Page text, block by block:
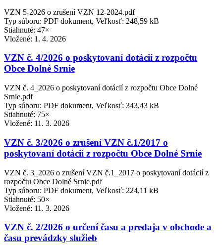
VZN 5-2026 o zrušení VZN 12-2024.pdf
Typ súboru: PDF dokument, Veľkosť: 248,59 kB
Stiahnuté: 47×
Vložené: 1. 4. 2026
VZN č. 4/2026 o poskytovaní dotácií z rozpočtu
Obce Dolné Srnie
VZN č. 4_2026 o poskytovaní dotácií z rozpočtu Obce Dolné
Srnie.pdf
Typ súboru: PDF dokument, Veľkosť: 343,43 kB
Stiahnuté: 75×
Vložené: 11. 3. 2026
VZN č. 3/2026 o zrušení VZN č.1/2017 o
poskytovaní dotácií z rozpočtu Obce Dolné Srnie
VZN č. 3_2026 o zrušení VZN č.1_2017 o poskytovaní dotácií z
rozpočtu Obce Dolné Srnie.pdf
Typ súboru: PDF dokument, Veľkosť: 224,11 kB
Stiahnuté: 50×
Vložené: 11. 3. 2026
VZN č. 2/2026 o určení času a predaja v obchode a
času prevádzky služieb